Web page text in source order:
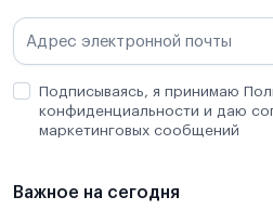
Подписываясь, я принимаю
конфиденциальности и даю
маркетинговых сообщений
Важное на сегодня